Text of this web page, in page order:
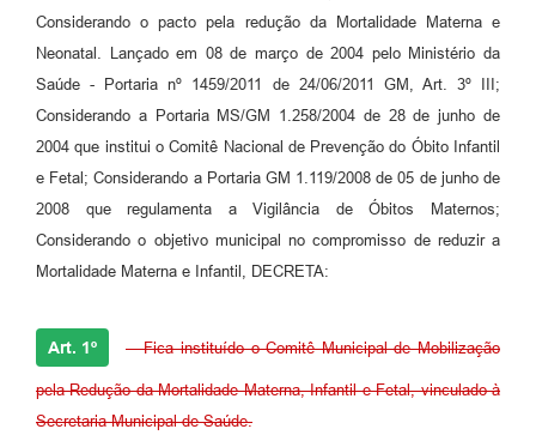
Considerando o pacto pela redução da Mortalidade Materna e
Neonatal. Lançado em 08 de março de 2004 pelo Ministério da
Saúde - Portaria nº 1459/2011 de 24/06/2011 GM, Art. 3º III;
Considerando a Portaria MS/GM 1.258/2004 de 28 de junho de
2004 que institui o Comitê Nacional de Prevenção do Óbito Infantil
e Fetal; Considerando a Portaria GM 1.119/2008 de 05 de junho de
2008 que regulamenta a Vigilância de Óbitos Maternos;
Considerando o objetivo municipal no compromisso de reduzir a
Mortalidade Materna e Infantil, DECRETA:
Art. 1º - Fica instituído o Comitê Municipal de Mobilização
pela Redução da Mortalidade Materna, Infantil e Fetal, vinculado à
Secretaria Municipal de Saúde.